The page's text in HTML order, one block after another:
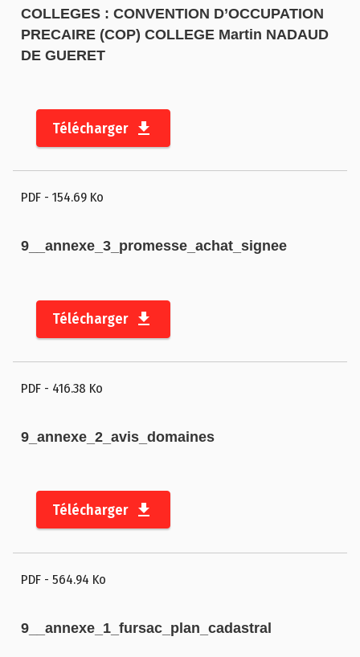
COLLEGES : CONVENTION D’OCCUPATION
PRECAIRE (COP) COLLEGE Martin NADAUD
DE GUERET
Télécharger
PDF - 154.69 Ko
9__annexe_3_promesse_achat_signee
Télécharger
PDF - 416.38 Ko
9_annexe_2_avis_domaines
Télécharger
PDF - 564.94 Ko
9__annexe_1_fursac_plan_cadastral